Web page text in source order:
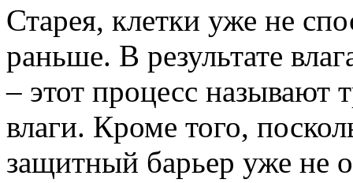
Старея, клетки уже не
раньше. В результате
– этот процесс называют
влаги. Кроме того,
защитный барьер уже не